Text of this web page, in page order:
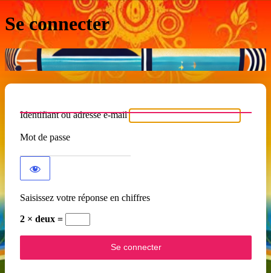
Se connecter
Identifiant ou adresse e-mail
Mot de passe
Saisissez votre réponse en chiffres
2 × deux =